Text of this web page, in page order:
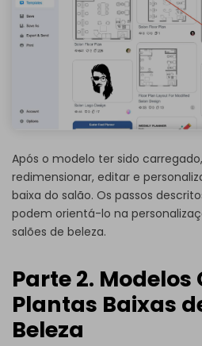
Após o modelo ter sido
redimensionar, editar e
baixa do salão. Os passos
podem orientá-lo na
salões de beleza.
Parte 2.
Plantas Baixas
Beleza